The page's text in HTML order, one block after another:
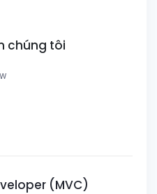
chúng tôi
(MVC)